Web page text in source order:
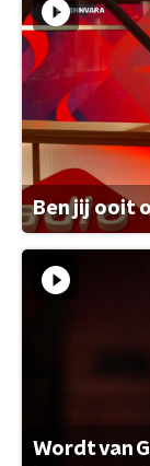
Ben jij ooit
Wordt van